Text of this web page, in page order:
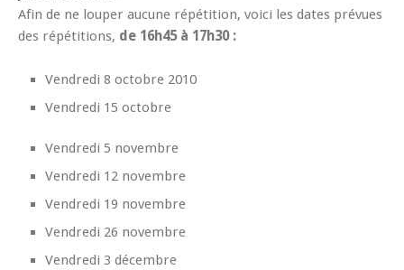
Afin de ne louper aucune répétition, voici les dates prévues
des répétitions, de 16h45 à 17h30 :
Vendredi 8 octobre 2010
Vendredi 15 octobre
Vendredi 5 novembre
Vendredi 12 novembre
Vendredi 19 novembre
Vendredi 26 novembre
Vendredi 3 décembre